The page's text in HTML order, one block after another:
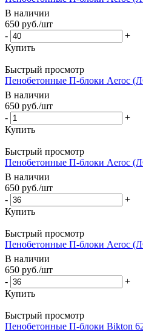
В наличии
650 руб./шт
-
+
Купить
Быстрый просмотр
Пенобетонные П-блоки Aeroc
В наличии
650 руб./шт
-
+
Купить
Быстрый просмотр
Пенобетонные П-блоки Aeroc
В наличии
650 руб./шт
-
+
Купить
Быстрый просмотр
Пенобетонные П-блоки Aeroc
В наличии
650 руб./шт
-
+
Купить
Быстрый просмотр
Пенобетонные П-блоки Bikton